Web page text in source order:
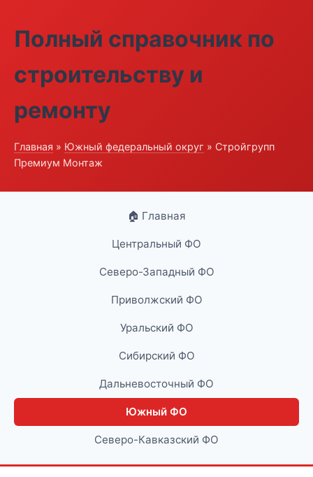
Полный справочник по
строительству и
ремонту
Главная » Южный федеральный округ » Стройгрупп
Премиум Монтаж
🏠 Главная
Центральный ФО
Северо-Западный ФО
Приволжский ФО
Уральский ФО
Сибирский ФО
Дальневосточный ФО
Южный ФО
Северо-Кавказский ФО